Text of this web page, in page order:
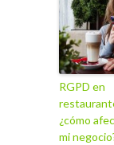
RGPD en
¿cómo
mi